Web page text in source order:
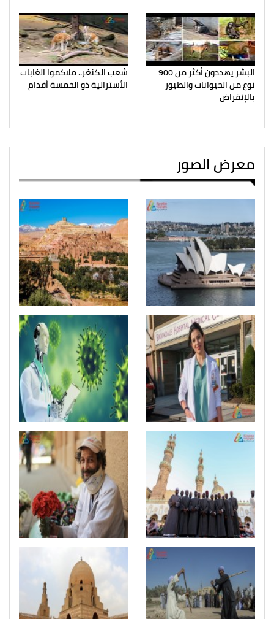
البشر يهددون أكثر من 900
نوع من الحيوانات والطيور
بالإنقراض
شعب الكنغر.. ملاكموا الغابات
الأسترالية ذو الخمسة أقدام
معرض الصور